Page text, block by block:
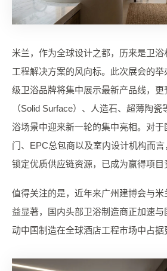
米兰，作为全球设计之都，历来是卫
工程解决方案的风向标。此次展会的
级卫浴品牌将集中展示最新产品线，
（Solid Surface）、人造石、超薄陶
浴场景中迎来新一轮的集中亮相。对
门、EPC总包商以及室内设计机构而言
锁定优质供应链资源，已成为赢得项目
值得关注的是，近年来广州建博会与米
益显著，国内头部卫浴制造商正加速
动中国制造在全球酒店工程市场中占据